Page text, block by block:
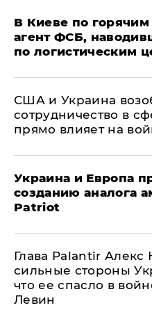
В Киеве по
агент ФСБ,
по логистическим
США и Украина
сотрудничество в
прямо влияет на
Украина и Европа
созданию аналога
Patriot
Глава Palantir Алекс
сильные стороны
что ее спасло в
Левин